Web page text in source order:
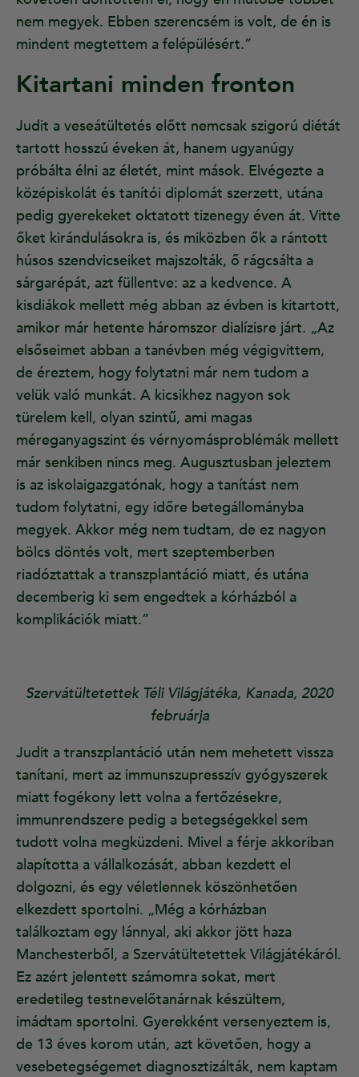
nem megyek. Ebben szerencsém is volt, de én is
mindent megtettem a felépülésért.”
Kitartani minden fronton
Judit a veseátültetés előtt nemcsak szigorú diétát
tartott hosszú éveken át, hanem ugyanúgy
próbálta élni az életét, mint mások. Elvégezte a
középiskolát és tanítói diplomát szerzett, utána
pedig gyerekeket oktatott tizenegy éven át. Vitte
őket kirándulásokra is, és miközben ők a rántott
húsos szendvicseiket majszolták, ő rágcsálta a
sárgarépát, azt füllentve: az a kedvence. A
kisdiákok mellett még abban az évben is kitartott,
amikor már hetente háromszor dialízisre járt. „Az
elsőseimet abban a tanévben még végigvittem,
de éreztem, hogy folytatni már nem tudom a
velük való munkát. A kicsikhez nagyon sok
türelem kell, olyan szintű, ami magas
méreganyagszint és vérnyomásproblémák mellett
már senkiben nincs meg. Augusztusban jeleztem
is az iskolaigazgatónak, hogy a tanítást nem
tudom folytatni, egy időre betegállományba
megyek. Akkor még nem tudtam, de ez nagyon
bölcs döntés volt, mert szeptemberben
riadóztattak a transzplantáció miatt, és utána
decemberig ki sem engedtek a kórházból a
komplikációk miatt.”
Szervátültetettek Téli Világjátéka, Kanada, 2020
februárja
Judit a transzplantáció után nem mehetett vissza
tanítani, mert az immunszupresszív gyógyszerek
miatt fogékony lett volna a fertőzésekre,
immunrendszere pedig a betegségekkel sem
tudott volna megküzdeni. Mivel a férje akkoriban
alapította a vállalkozását, abban kezdett el
dolgozni, és egy véletlennek köszönhetően
elkezdett sportolni. „Még a kórházban
találkoztam egy lánnyal, aki akkor jött haza
Manchesterből, a Szervátültetettek Világjátékáról.
Ez azért jelentett számomra sokat, mert
eredetileg testnevelőtanárnak készültem,
imádtam sportolni. Gyerekként versenyeztem is,
de 13 éves korom után, azt követően, hogy a
vesebetegségemet diagnosztizálták, nem kaptam